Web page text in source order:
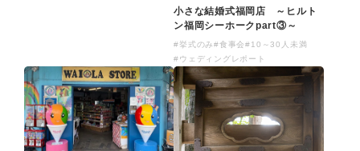
小さな結婚式福岡店 ～ヒルト
ン福岡シーホークpart③～
#挙式のみ#食事会#10～30人未満
#ウェディングレポート